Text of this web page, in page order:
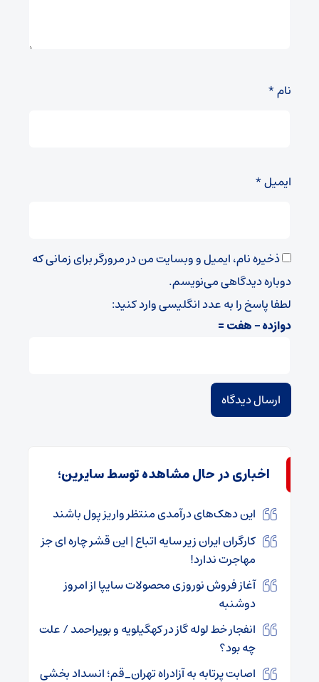
نام*
ایمیل*
ذخیره نام، ایمیل و وبسایت من در مرورگر برای زمانی که
دوباره دیدگاهی می‌نویسم.
لطفا پاسخ را به عدد انگلیسی وارد کنید:
دوازده − هفت =
اخباری در حال مشاهده توسط سایرین؛
این دهک‌های درآمدی منتظر واریز پول باشند
کارگران ایران زیر سایه اتباع | این قشر چاره ای جز
مهاجرت ندارد!
آغاز فروش نوروزی محصولات سایپا از امروز
دوشنبه
انفجار خط لوله گاز در کهگیلویه و بویراحمد / علت
چه بود؟
اصابت پرتابه به آزادراه تهران_قم؛ انسداد بخشی